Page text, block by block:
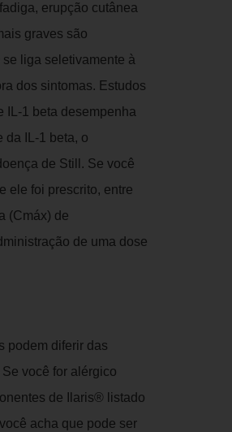
erupção cutânea
graves são
liga seletivamente à
dos sintomas. Estudos
IL-1 beta desempenha
da IL-1 beta, o
de Still. Se você
ele foi prescrito, entre
(Cmáx) de
de uma dose
podem diferir das
você for alérgico
de Ilaris® listado
acha que pode ser